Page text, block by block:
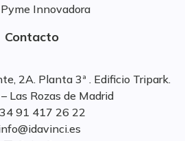
Innovadora
Contacto
2A. Planta 3ª . Edificio Tripark.
Las Rozas de Madrid
91 417 26 22